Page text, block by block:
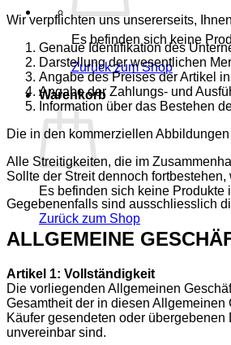
Es befinden sich keine
Zurück zum Shop
Warenkorb
Es befinden sich keine Produkte
Zurück zum Shop
Wir verpflichten uns unsererseits,
Genaue Identifikation des
Darstellung der wesentlichen
Angabe des Preises der Artikel
Angabe der Zahlungs- und
Information über das Bestehen
Die in den kommerziellen
Alle Streitigkeiten, die im
Sollte der Streit dennoch
Gegebenenfalls sind ausschliesslich
ALLGEMEINE
Artikel 1: Vollständigkeit
Die vorliegenden Allgemeinen
Gesamtheit der in diesen
Käufer gesendeten oder
unvereinbar sind.